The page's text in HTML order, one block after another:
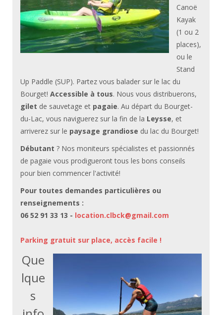
Canoë
Kayak
(1 ou 2
places),
ou le
Stand
Up Paddle (SUP). Partez vous balader sur le lac du
Bourget! Accessible à tous. Nous vous distribuerons,
gilet de sauvetage et pagaie. Au départ du Bourget-
du-Lac, vous naviguerez sur la fin de la Leysse, et
arriverez sur le paysage grandiose du lac du Bourget!
Débutant ? Nos moniteurs spécialistes et passionnés
de pagaie vous prodigueront tous les bons conseils
pour bien commencer l'activité!
Pour toutes demandes particulières ou
renseignements :
06 52 91 33 13 - location.clbck@gmail.com
Parking gratuit sur place, accès facile !
Que
lque
s